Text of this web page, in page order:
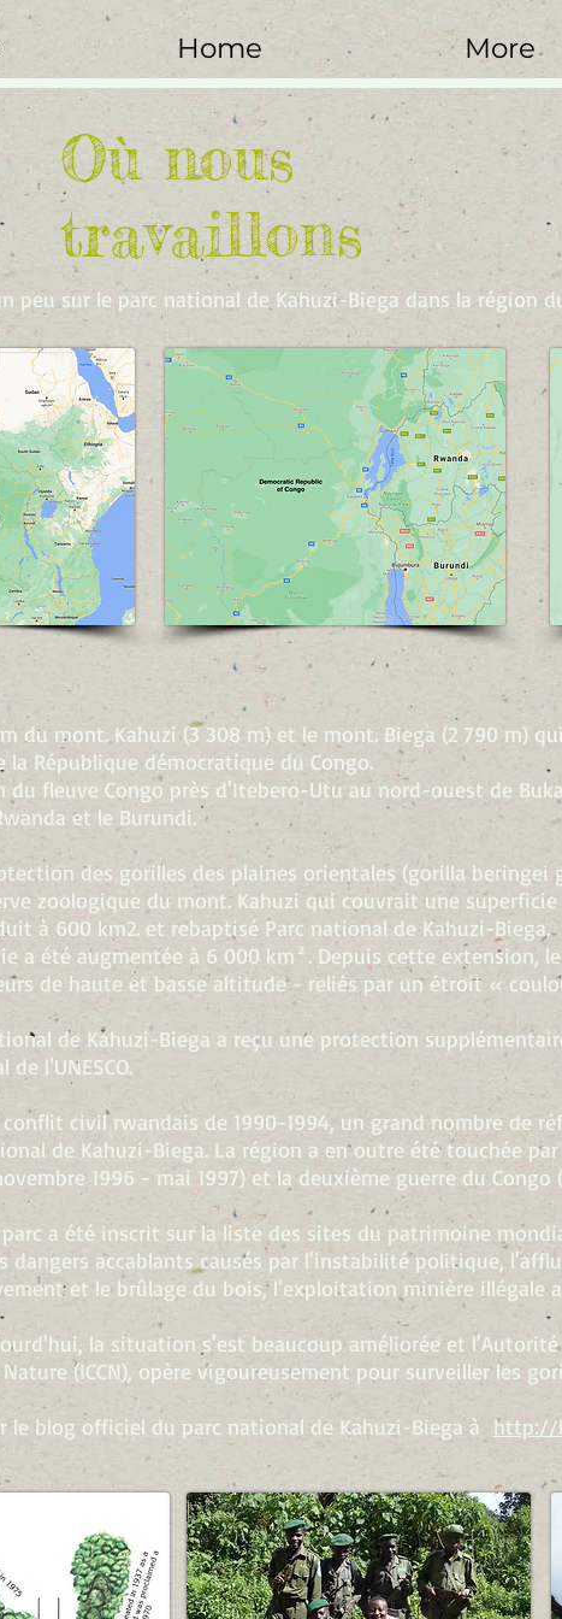
Home More
Où nous
travaillons
peu sur le parc national de Kahuzi-Biega dans la région
du mont. Kahuzi (3 308 m) et le mont. Biega (2 790 m)
la République démocratique du Congo.
du fleuve Congo près d'Itebero-Utu au nord-ouest de
et le Burundi.
des gorilles des plaines orientales (gorilla
zoologique du mont. Kahuzi qui couvrait une
à 600 km2. et rebaptisé Parc national de Kahuzi-Biega.
a été augmentée à 6 000 km². Depuis cette extension,
de haute et basse altitude - reliés par un étroit «
de Kahuzi-Biega a reçu une protection
l'UNESCO.
civil rwandais de 1990-1994, un grand nombre de
de Kahuzi-Biega. La région a en outre été touchée
1996 - mai 1997) et la deuxième guerre du
a été inscrit sur la liste des sites du patrimoine
dangers accablants causés par l'instabilité politique,
et le brûlage du bois, l'exploitation minière illégale
la situation s'est beaucoup améliorée et
(ICCN), opère vigoureusement pour surveiller les
le blog officiel du parc national de Kahuzi-Biega à http://